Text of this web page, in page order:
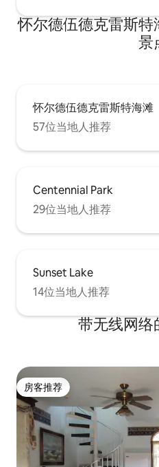
怀尔德伍德克雷斯
景
怀尔德伍德克雷斯特海滩
57位当地人推荐
Centennial Park
29位当地人推荐
Sunset Lake
14位当地人推荐
带无线网络
房客推荐
房客推荐